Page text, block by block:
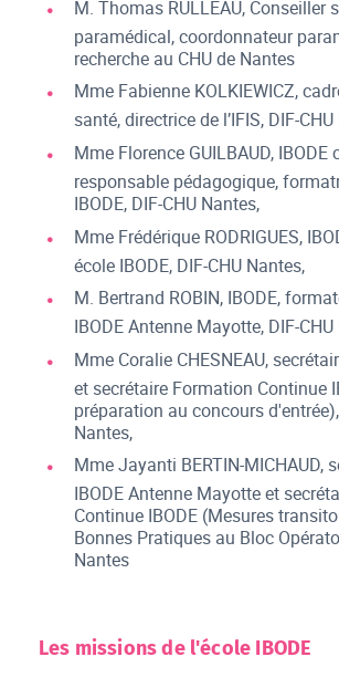
M. Thomas RULLEAU, Conseiller
paramédical, coordonnateur
recherche au CHU de Nantes
Mme Fabienne KOLKIEWICZ,
santé, directrice de l’IFIS, DIF-
Mme Florence GUILBAUD, IBODE
responsable pédagogique,
IBODE, DIF-CHU Nantes,
Mme Frédérique RODRIGUES,
école IBODE, DIF-CHU Nantes,
M. Bertrand ROBIN, IBODE,
IBODE Antenne Mayotte, DIF-
Mme Coralie CHESNEAU,
et secrétaire Formation Continue
préparation au concours
Nantes,
Mme Jayanti BERTIN-MICHAUD,
IBODE Antenne Mayotte et
Continue IBODE (Mesures
Bonnes Pratiques au Bloc
Nantes
Les missions de l'école IBODE